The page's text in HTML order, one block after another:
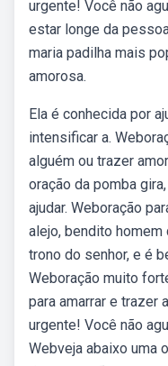
urgente! Você não
estar longe da
maria padilha mais
amorosa.
Ela é conhecida por
intensificar a.
alguém ou trazer
oração da pomba
ajudar. Weboração
alejo, bendito
trono do senhor, e é
Weboração muito
para amarrar e trazer
urgente! Você não
Webveja abaixo uma